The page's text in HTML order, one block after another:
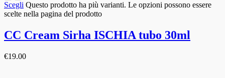
Scegli Questo prodotto ha più varianti. Le opzioni possono essere
scelte nella pagina del prodotto
CC Cream Sirha ISCHIA tubo 30ml
€19.00